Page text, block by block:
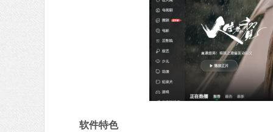
软件特色